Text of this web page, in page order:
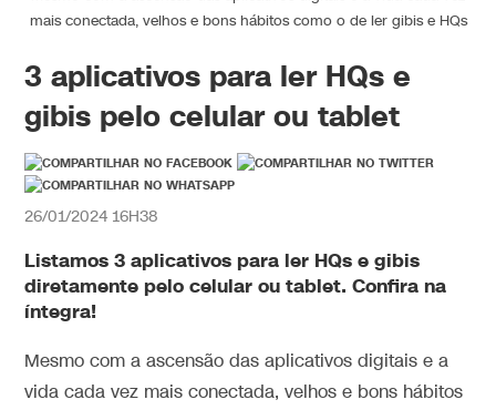
mais conectada, velhos e bons hábitos como o de ler gibis e HQs
3 aplicativos para ler HQs e
gibis pelo celular ou tablet
26/01/2024 16H38
Listamos 3 aplicativos para ler HQs e gibis
diretamente pelo celular ou tablet. Confira na
íntegra!
Mesmo com a ascensão das aplicativos digitais e a
vida cada vez mais conectada, velhos e bons hábitos